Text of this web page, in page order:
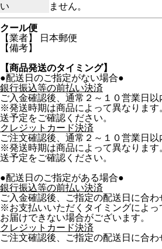
い
ません。
クール便
【業者】 日本郵便
【備考】
【商品発送のタイミング】
●配送日のご指定がない場合●
銀行振込等の前払い決済
ご入金確認後、通常２～１０営業日以
※発送時期は商品によって異なります
送予定をご確認ください。
クレジットカード決済
ご注文確認後、通常２～１０営業日以
※発送時期は商品によって異なります
送予定をご確認ください。
●配送日のご指定がある場合●
銀行振込等の前払い決済
ご入金確認後、ご指定の配送日に合わ
※お支払いいただくタイミングによっ
お届けできない場合がございます。
クレジットカード決済
ご注文確認後、ご指定の配送日に合わ